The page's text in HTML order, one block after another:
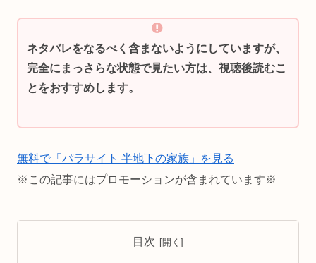
ネタバレをなるべく含まないようにしていますが、
完全にまっさらな状態で見たい方は、視聴後読むこ
とをおすすめします。
無料で「パラサイト 半地下の家族」を見る
※この記事にはプロモーションが含まれています※
目次